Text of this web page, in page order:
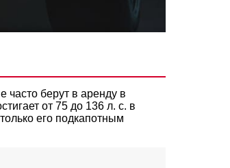
часто берут в аренду в
от 75 до 136 л. с. в
его подкапотным